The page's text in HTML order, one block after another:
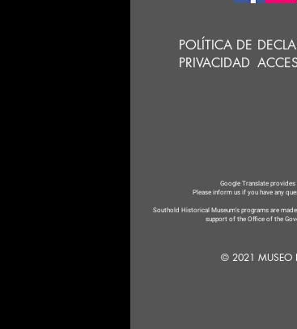
POLÍTICA DE
PRIVACIDAD
Google Translate
Please inform us if you have any
Southold Historical Museum's programs are
support of the Office of the
© 2021 MUSEO